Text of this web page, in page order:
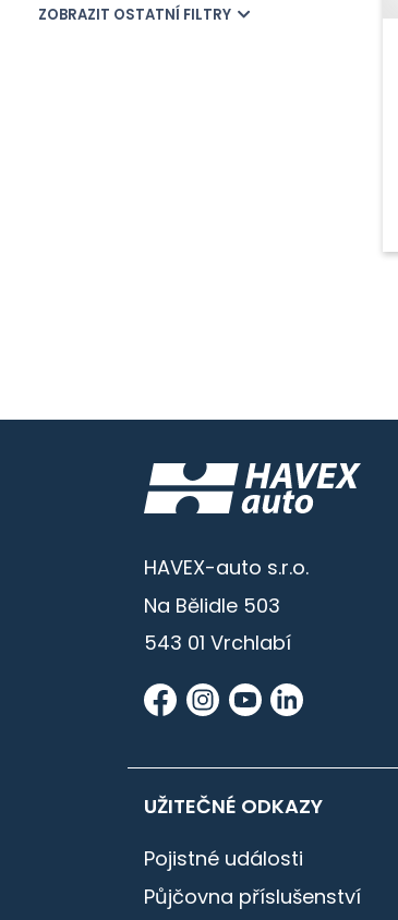
ZOBRAZIT OSTATNÍ FILTRY
HAVEX-auto s.r.o.
Na Bělidle 503
543 01 Vrchlabí
UŽITEČNÉ ODKAZY
Pojistné události
Půjčovna příslušenství